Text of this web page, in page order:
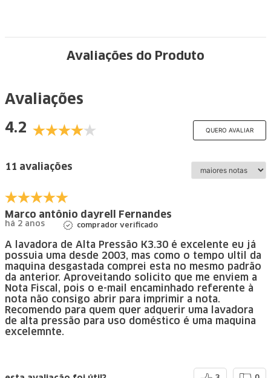
Avaliações do Produto
Avaliações
4.2
QUERO AVALIAR
11 avaliações
Marco antônio dayrell Fernandes
há 2 anos comprador verificado
A lavadora de Alta Pressão K3.30 é excelente eu já
possuia uma desde 2003, mas como o tempo ultil da
maquina desgastada comprei esta no mesmo padrão
da anterior. Aproveitando solicito que me enviem a
Nota Fiscal, pois o e-mail encaminhado referente à
nota não consigo abrir para imprimir a nota.
Recomendo para quem quer adquerir uma lavadora
de alta pressão para uso doméstico é uma maquina
excelemnte.